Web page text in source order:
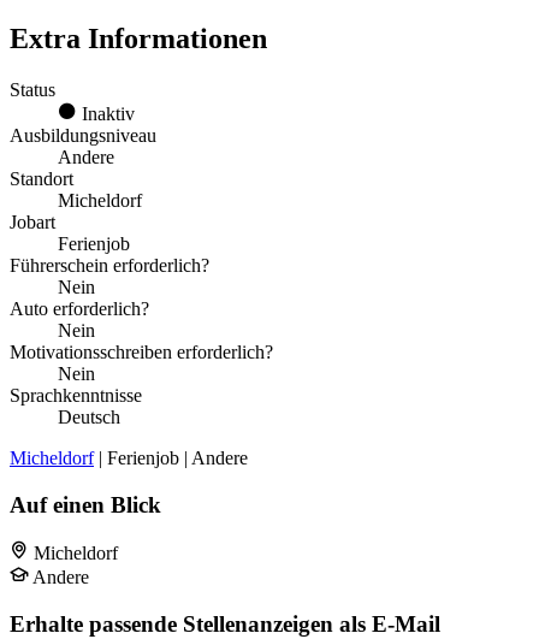
Extra Informationen
Status
Inaktiv
Ausbildungsniveau
Andere
Standort
Micheldorf
Jobart
Ferienjob
Führerschein erforderlich?
Nein
Auto erforderlich?
Nein
Motivationsschreiben erforderlich?
Nein
Sprachkenntnisse
Deutsch
Micheldorf| Ferienjob | Andere
Auf einen Blick
Micheldorf
Andere
Erhalte passende Stellenanzeigen als E-Mail